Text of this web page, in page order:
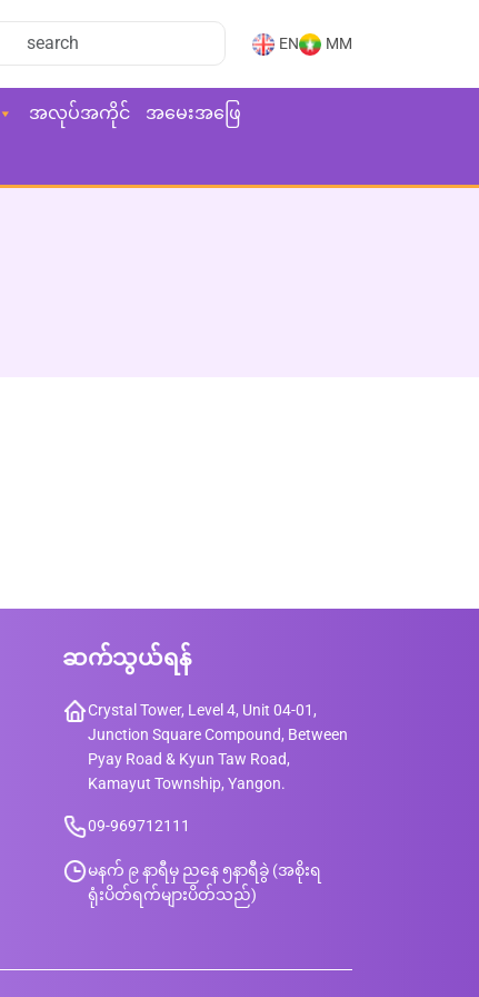
EN MM
အလုပ်အကိုင် အမေးအဖြေ
ဆက်သွယ်ရန်
Crystal Tower, Level 4, Unit 04-01,
Junction Square Compound, Between
Pyay Road & Kyun Taw Road,
Kamayut Township, Yangon.
09-969712111
မနက် ၉ နာရီမှ ညနေ ၅နာရီခွဲ (အစိုးရ
ရုံးပိတ်ရက်များပိတ်သည်)